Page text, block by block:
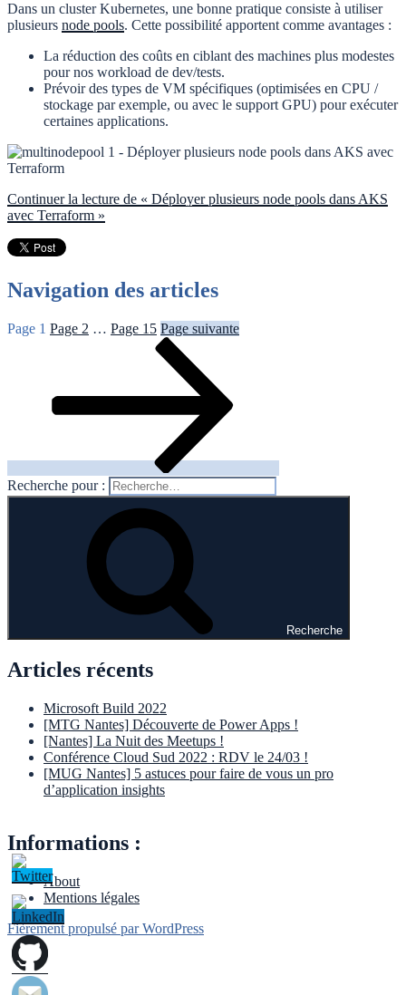
Dans un cluster Kubernetes, une bonne pratique consiste à utiliser
plusieurs node pools. Cette possibilité apportent comme avantages :
La réduction des coûts en ciblant des machines plus modestes
pour nos workload de dev/tests.
Prévoir des types de VM spécifiques (optimisées en CPU /
stockage par exemple, ou avec le support GPU) pour exécuter
certaines applications.
Continuer la lecture de « Déployer plusieurs node pools dans AKS
avec Terraform »
Navigation des articles
Page 1 Page 2 … Page 15 Page suivante
Recherche pour :
Recherche
Articles récents
Microsoft Build 2022
[MTG Nantes] Découverte de Power Apps !
[Nantes] La Nuit des Meetups !
Conférence Cloud Sud 2022 : RDV le 24/03 !
[MUG Nantes] 5 astuces pour faire de vous un pro
d’application insights
Informations :
About
Mentions légales
Fièrement propulsé par WordPress